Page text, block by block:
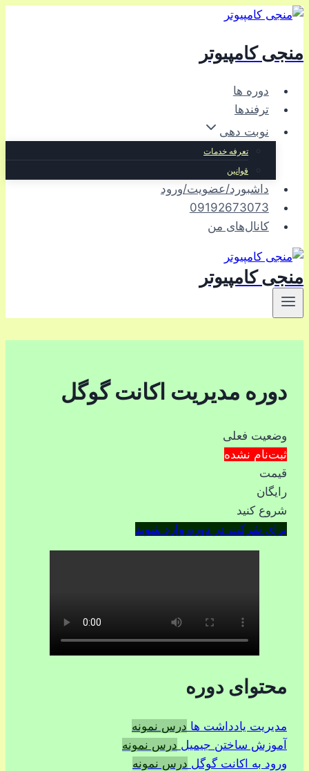
بازگشت
محتوا
منجی کامپیوتر
دوره ها
ترفندها
نوبت دهی
تعرفه خدمات
قوانین
داشبورد/عضویت/ورود
09192673073
کانال‌های من
منجی کامپیوتر
دوره مدیریت اکانت گوگل
وضعیت فعلی
ثبت‌نام نشده
قیمت
رايگان
شروع کنید
برای شرکت در دوره وارد شوید
محتوای دوره
مدیریت یادداشت ها درس نمونه
آموزش ساختن جیمیل درس نمونه
ورود به اکانت گوگل درس نمونه